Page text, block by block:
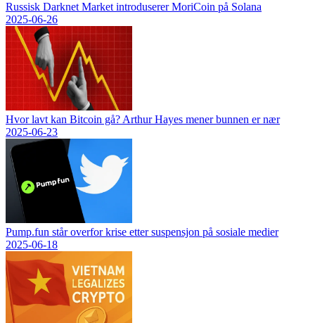
Russisk Darknet Market introduserer MoriCoin på Solana
2025-06-26
Hvor lavt kan Bitcoin gå? Arthur Hayes mener bunnen er nær
2025-06-23
Pump.fun står overfor krise etter suspensjon på sosiale medier
2025-06-18